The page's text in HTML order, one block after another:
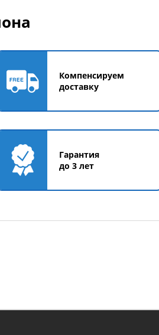
Компенсируем
доставку
Гарантия
до 3 лет